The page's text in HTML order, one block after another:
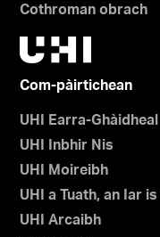
Cothroman obrach
Com-pàirtichean
UHI Earra-Ghàidheal
UHI Inbhir Nis
UHI Moireibh
UHI a Tuath, an Iar is
UHI Arcaibh